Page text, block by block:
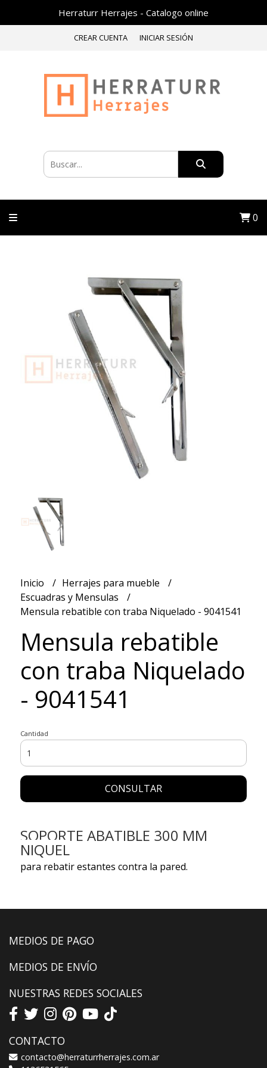
Herraturr Herrajes - Catalogo online
CREAR CUENTA INICIAR SESIÓN
0
Inicio
Herrajes para mueble
Escuadras y Mensulas
Mensula rebatible con traba Niquelado - 9041541
Mensula rebatible
con traba Niquelado
- 9041541
Cantidad
CONSULTAR
SOPORTE ABATIBLE 300 MM
NIQUEL
para rebatir estantes contra la pared.
MEDIOS DE PAGO
MEDIOS DE ENVÍO
NUESTRAS REDES SOCIALES
CONTACTO
contacto@herraturrherrajes.com.ar